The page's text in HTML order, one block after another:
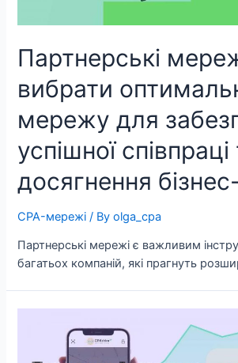
Партнерські
вибрати
мережу для
успішної співпраці
досягнення
CPA-мережі / Byolga_cpa
Партнерські мережі є важливим
багатьох компаній, які прагнуть